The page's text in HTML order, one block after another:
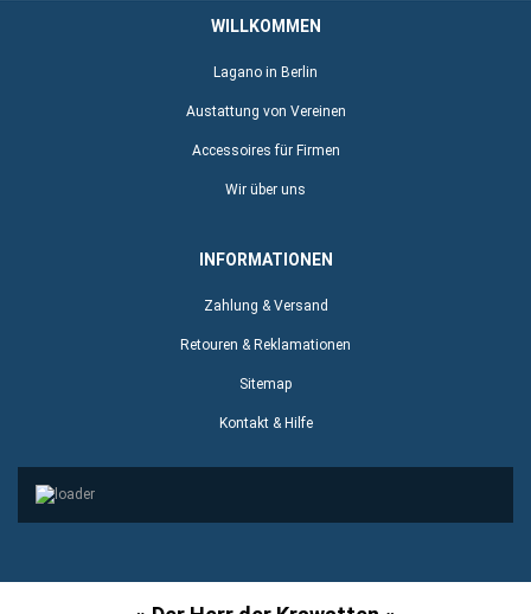
WILLKOMMEN
Lagano in Berlin
Austattung von Vereinen
Accessoires für Firmen
Wir über uns
INFORMATIONEN
Zahlung & Versand
Retouren & Reklamationen
Sitemap
Kontakt & Hilfe